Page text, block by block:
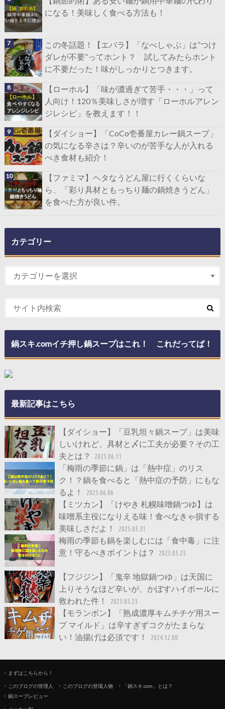
になる！美味しく食べる方法も！
この冬話題！【エバラ】「なべしゃぶ」は”つけ
ダレが不要”ってホント？ 試してみたらホント
に不要だった！味がしっかりとつきます。
【ローホル】「味が濃過ぎて苦手・・・」って
人向け！120％美味しさが増す「ローホルアレン
ジレシピ」を教えます！！
【ダイショー】「CoCo壱番屋カレー鍋スープ」
の気になる辛さは？辛いのが苦手な人が入れる
べき食材も紹介！
【ファミマ】ヘタなうどん屋に行くくらいな
ら、「彩り具材ともっちり麺の鍋焼きうどん」
を食べた方が良い件。
カテゴリー
鍋スキ.comイチ押し鍋スープはこれ！ これだってば！
最新記事はこちら
【ダイショー】「豆乳坦々鍋スープ」は美味
しいけれど、具材と〆に工夫が必要？その工
夫とは？
2025.06.11
「梅雨の季節に鍋」は「熱中症」のリス
ク！？鍋を食べると「熱中症の予防」にもな
るよ！
2025.06.06
【ミツカン】「けやき 札幌味噌鍋つゆ】は
味噌系主役になりえる味！食べなきゃ損する
美味しさだよ！
2025.05.31
梅雨の季節も鍋を楽しむには「食中毒」に注
意！守るべきポイントは？
2025.05.25
【フジジン】「鬼辛 地獄鍋つゆ」は天国に
上りそうなほど辛いが、かぼすハイボールに
救われた件！
2025.05.23
【モランボン】「熟成濃厚キムチチゲ用スー
プ マイルド」は辛すぎずコクがたまらな
い！油揚げは必須です！
2024.12.08
まずはこちらから！
このブログの管理人 このブログの登場人物
「鍋スキ.com」とは？
鍋スープレビュー